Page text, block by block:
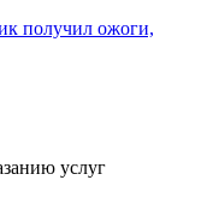
получил ожоги,
услуг